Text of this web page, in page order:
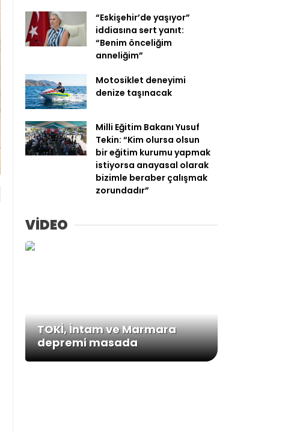
“Eskişehir’de yaşıyor”
iddiasına sert yanıt:
“Benim önceliğim
anneliğim”
Motosiklet deneyimi
denize taşınacak
Milli Eğitim Bakanı Yusuf
Tekin: “Kim olursa olsun
bir eğitim kurumu yapmak
istiyorsa anayasal olarak
bizimle beraber çalışmak
zorundadır”
VİDEO
TOKİ, İntam ve Marmara
depremi masada